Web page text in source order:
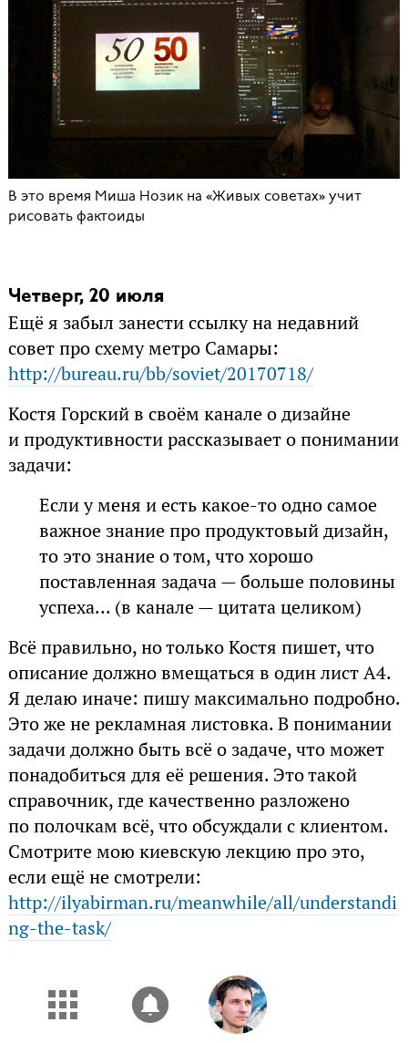
В это время Миша Нозик на «Живых советах» учит
рисовать фактоиды
Четверг, 20 июля
Ещё я забыл занести ссылку на недавний
совет про схему метро Самары:
http://bureau.ru/bb/soviet/20170718/
Костя Горский в своём канале о дизайне
и продуктивности рассказывает о понимании
задачи:
Если у меня и есть какое-то одно самое
важное знание про продуктовый дизайн,
то это знание о том, что хорошо
поставленная задача — больше половины
успеха... (в канале — цитата целиком)
Всё правильно, но только Костя пишет, что
описание должно вмещаться в один лист А4.
Я делаю иначе: пишу максимально подробно.
Это же не рекламная листовка. В понимании
задачи должно быть всё о задаче, что может
понадобиться для её решения. Это такой
справочник, где качественно разложено
по полочкам всё, что обсуждали с клиентом.
Смотрите мою киевскую лекцию про это,
если ещё не смотрели:
http://ilyabirman.ru/meanwhile/all/understandi
ng-the-task/